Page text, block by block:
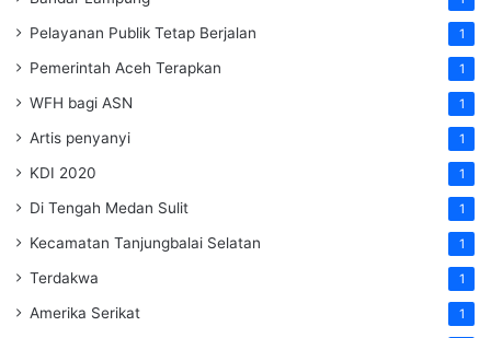
Pelayanan Publik Tetap Berjalan 1
Pemerintah Aceh Terapkan 1
WFH bagi ASN 1
Artis penyanyi 1
KDI 2020 1
Di Tengah Medan Sulit 1
Kecamatan Tanjungbalai Selatan 1
Terdakwa 1
Amerika Serikat 1